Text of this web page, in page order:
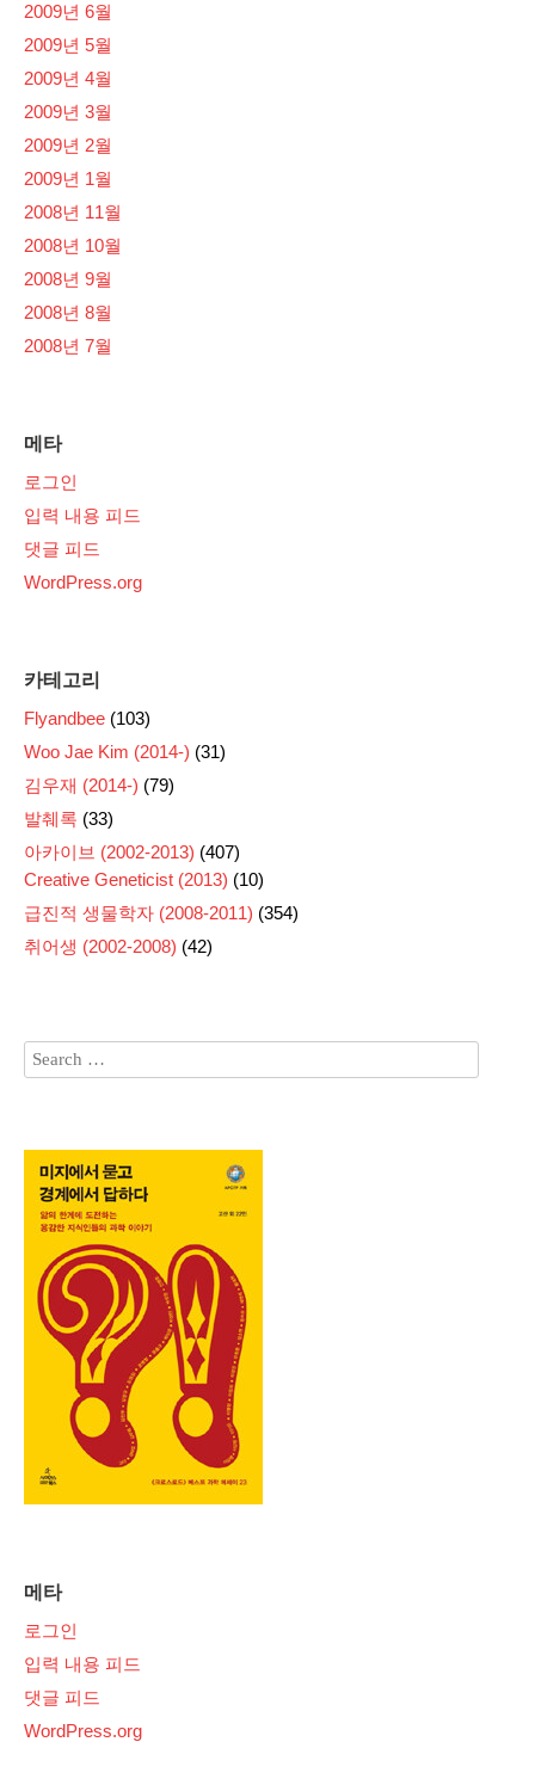
2009년 6월
2009년 5월
2009년 4월
2009년 3월
2009년 2월
2009년 1월
2008년 11월
2008년 10월
2008년 9월
2008년 8월
2008년 7월
메타
로그인
입력 내용 피드
댓글 피드
WordPress.org
카테고리
Flyandbee (103)
Woo Jae Kim (2014-) (31)
김우재 (2014-) (79)
발췌록 (33)
아카이브 (2002-2013) (407)
Creative Geneticist (2013) (10)
급진적 생물학자 (2008-2011) (354)
취어생 (2002-2008) (42)
메타
로그인
입력 내용 피드
댓글 피드
WordPress.org